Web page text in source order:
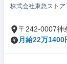
株式会社東急ストア
〒242-0007神
月給22万1400